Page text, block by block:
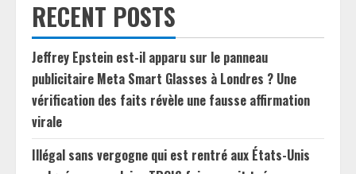
RECENT POSTS
Jeffrey Epstein est-il apparu sur le panneau
publicitaire Meta Smart Glasses à Londres ? Une
vérification des faits révèle une fausse affirmation
virale
Illégal sans vergogne qui est rentré aux États-Unis